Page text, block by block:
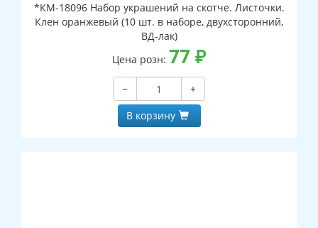
*КМ-18096 Набор украшений на скотче. Листочки.
Клен оранжевый (10 шт. в наборе, двухсторонний,
ВД-лак)
Цена розн: 77 ₽
−
+
В корзину